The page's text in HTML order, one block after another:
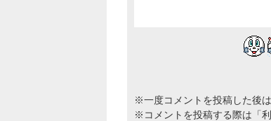
※一度コメントを投稿した後
※コメントを投稿する際は 「